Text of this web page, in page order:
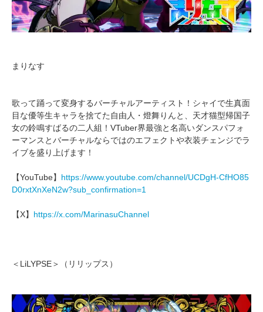
まりなす
歌って踊って変身するバーチャルアーティスト！シャイで生真面
目な優等生キャラを捨てた自由人・燈舞りんと、天才猫型帰国子
女の鈴鳴すばるの二人組！VTuber界最強と名高いダンスパフォ
ーマンスとバーチャルならではのエフェクトや衣装チェンジでラ
イブを盛り上げます！
【YouTube】 https://www.youtube.com/channel/UCDgH-CfHO85
D0rxtXnXeN2w?sub_confirmation=1
【X】 https://x.com/MarinasuChannel
＜LiLYPSE＞（リリップス）